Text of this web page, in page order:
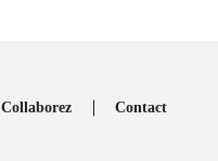
Collaborez Contact